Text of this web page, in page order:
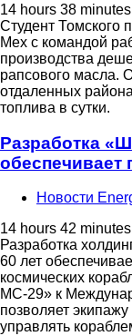
14 hours 38
Студент Томского
Мех с командой
производства
рапсового масла.
отдаленных
топлива в сутки.
Разработка
Новости
14 hours 42
Разработка
60 лет
космических
МС-29» к
позволяет
управлять